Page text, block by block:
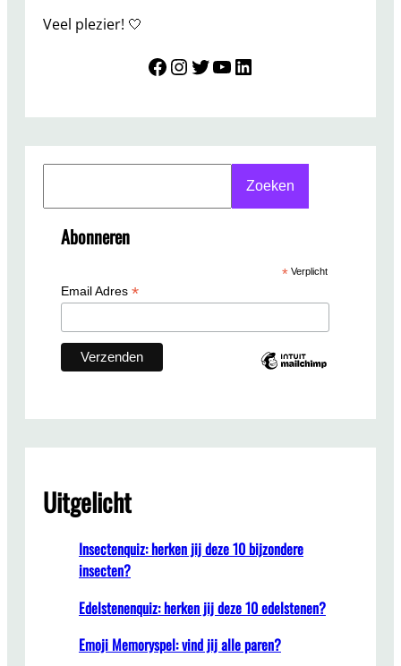
Veel plezier! 🤍
Mindreset InstagramTwitter YouTube LinkedIn
Zoeken
Abonneren
*Verplicht
Email Adres *
Uitgelicht
Insectenquiz: herken jij deze 10 bijzondere
insecten?
Edelstenenquiz: herken jij deze 10 edelstenen?
Emoji Memoryspel: vind jij alle paren?